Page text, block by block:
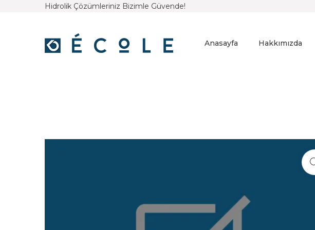
Hidrolik Çözümleriniz Bizimle Güvende!
Anasayfa Hakkımızda